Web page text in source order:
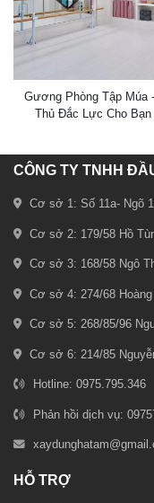
Gương Phòng Tập Múa
Thủ Đắc Lực Cho Bạn
CÔNG TY TNHH
Cơ sở 1: Số 11a- Ngõ
Cơ sở 2: 179/58 Hồ
Cơ sở 3: 168/58 Ngô
Cơ sở 4: 274/68 Hoàng
Cơ sở 5: 268/85/96
Cơ sở 6: 214/85
Hotline: 0975.795.346
Phản hồi dịch vụ:
HỖ TRỢ